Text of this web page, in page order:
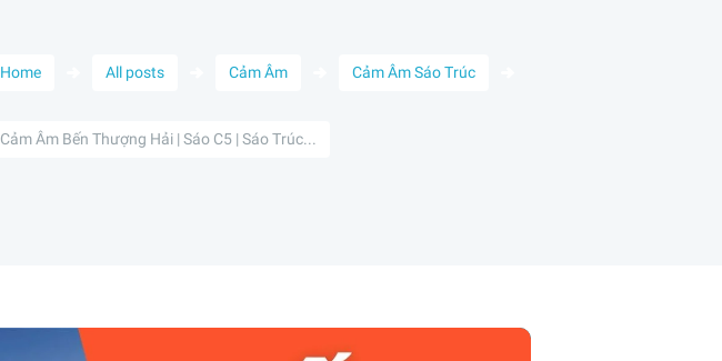
Home All posts Cảm Âm Cảm Âm Sáo Trúc
Cảm Âm Bến Thượng Hải | Sáo C5 | Sáo Trúc...